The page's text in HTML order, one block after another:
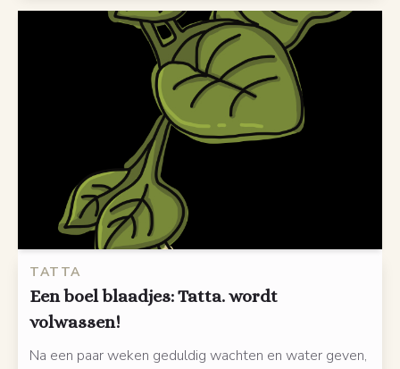
TATTA
Een boel blaadjes: Tatta. wordt
volwassen!
Na een paar weken geduldig wachten en water geven,